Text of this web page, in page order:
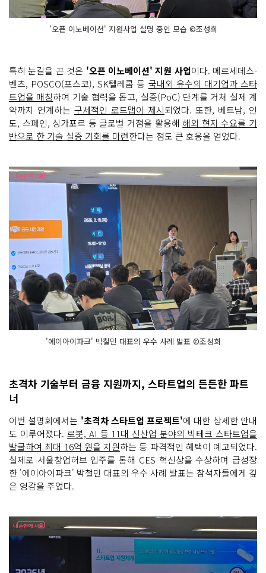
'오픈 이노베이션' 지원사업 설명 중인 모습 ©조성희
특히 눈길을 끈 것은 '오픈 이노베이션' 지원 사업이다. 메르세데스-
벤츠, POSCO(포스코), SK텔레콤 등 국내외 유수의 대기업과 스타
트업을 매칭하여 기술 협력을 돕고, 실증(PoC) 단계를 거쳐 실제 계
약까지 연계하는 구체적인 로드맵이 제시되었다. 또한, 베트남, 인
도, 스페인, 싱가포르 등 글로벌 거점을 활용해 해외 현지 수요를 기
반으로 한 기술 실증 기회를 마련한다는 점도 큰 호응을 얻었다.
'에이아이파크' 박철민 대표의 우수 사례 발표 ©조성희
초격차 기술부터 금융 지원까지, 스타트업의 든든한 파트
너
이번 설명회에서는 '초격차 스타트업 프로젝트'에 대한 상세한 안내
도 이루어졌다. 로봇, AI 등 11대 신산업 분야의 빅테크 스타트업을
발굴하여 최대 16억 원을 지원하는 등 파격적인 혜택이 예고되었다.
실제로 서울창업허브 입주를 통해 CES 혁신상을 수상하며 급성장
한 '에이아이파크' 박철민 대표의 우수 사례 발표는 참석자들에게 깊
은 영감을 주었다.